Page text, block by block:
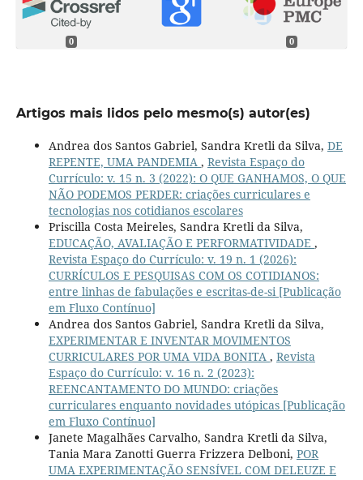
0 0
Artigos mais lidos pelo mesmo(s) autor(es)
Andrea dos Santos Gabriel, Sandra Kretli da Silva, DE
REPENTE, UMA PANDEMIA , Revista Espaço do
Currículo: v. 15 n. 3 (2022): O QUE GANHAMOS, O QUE
NÃO PODEMOS PERDER: criações curriculares e
tecnologias nos cotidianos escolares
Priscilla Costa Meireles, Sandra Kretli da Silva,
EDUCAÇÃO, AVALIAÇÃO E PERFORMATIVIDADE ,
Revista Espaço do Currículo: v. 19 n. 1 (2026):
CURRÍCULOS E PESQUISAS COM OS COTIDIANOS:
entre linhas de fabulações e escritas-de-si [Publicação
em Fluxo Contínuo]
Andrea dos Santos Gabriel, Sandra Kretli da Silva,
EXPERIMENTAR E INVENTAR MOVIMENTOS
CURRICULARES POR UMA VIDA BONITA , Revista
Espaço do Currículo: v. 16 n. 2 (2023):
REENCANTAMENTO DO MUNDO: criações
curriculares enquanto novidades utópicas [Publicação
em Fluxo Contínuo]
Janete Magalhães Carvalho, Sandra Kretli da Silva,
Tania Mara Zanotti Guerra Frizzera Delboni, POR
UMA EXPERIMENTAÇÃO SENSÍVEL COM DELEUZE E